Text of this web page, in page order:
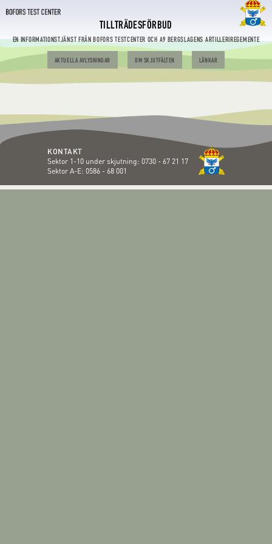
TILLTRÄDESFÖRBUD
EN INFORMATIONSTJÄNST FRÅN BOFORS TESTCENTER OCH A9 BERGSLAGENS ARTILLERIREGEMENTE
AKTUELLA AVLYSNINGAR OM SKJUTFÄLTEN LÄNKAR
KONTAKT
Sektor 1-10 under skjutning: 0730 - 67 21 17
Sektor A-E: 0586 - 68 001